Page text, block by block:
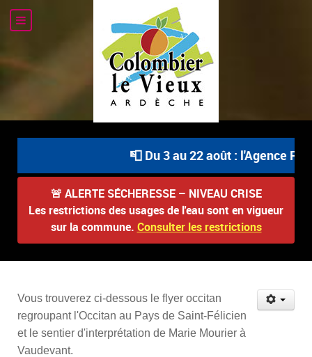
📮 Du 3 au 22 août : l'Agence
🚨 ALERTE SÉCHERESSE – NIVEAU CRISE
Les restrictions des usages de l'eau sont en vigueur
sur la commune. Consulter les restrictions
Vous trouverez ci-dessous le flyer occitan
regroupant l'Occitan au Pays de Saint-Félicien
et le sentier d'interprétation de Marie Mourier à
Vaudevant.